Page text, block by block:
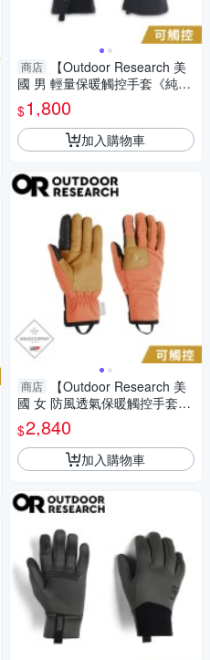
商店
【Outdoor Research 美
國 男 輕量保暖觸控手套《純
黑》】300022/保暖手套/機車
手套/防滑手套
$1,800
加入購物車
商店
【Outdoor Research 美
國 女 防風透氣保暖觸控手套
《肉桂紅》】300544/保暖手
套/機車手套/防滑手套
$2,840
加入購物車